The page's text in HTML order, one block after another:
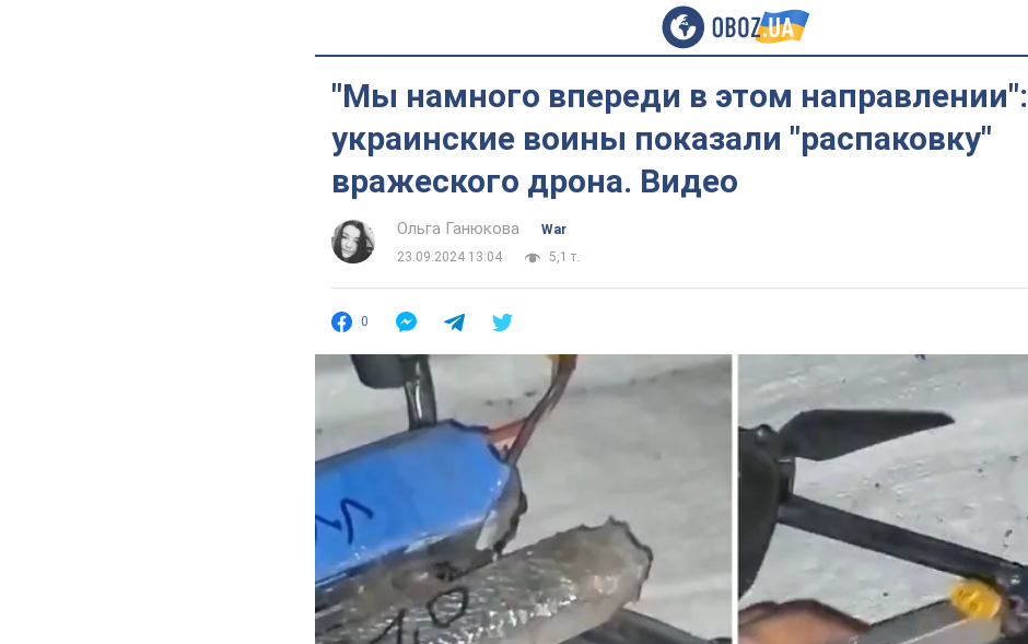
"Мы намного впереди в этом направлении":
украинские воины показали "распаковку"
вражеского дрона. Видео
Ольга Ганюкова
War
23.09.2024 13:04
5,1 т.
0